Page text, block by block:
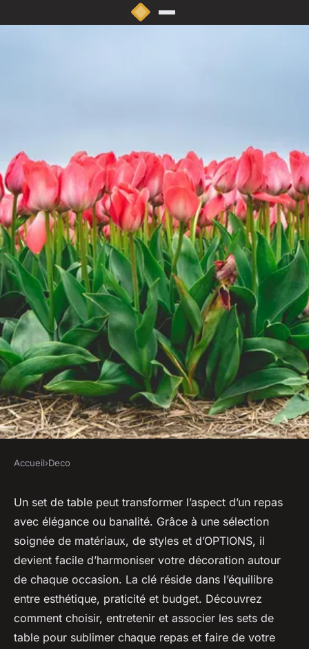
Découvrez les meilleurs sets
de table pour sublimer vos
repas
Lya •22 juillet 2025•12 min de lecture
Accueil›Deco
Un set de table peut transformer l’aspect d’un repas
avec élégance ou banalité. Grâce à une sélection
soignée de matériaux, de styles et d’OPTIONS, il
devient facile d’harmoniser votre décoration autour
de chaque occasion. La clé réside dans l’équilibre
entre esthétique, praticité et budget. Découvrez
comment choisir, entretenir et associer les sets de
table pour sublimer chaque repas et faire de votre